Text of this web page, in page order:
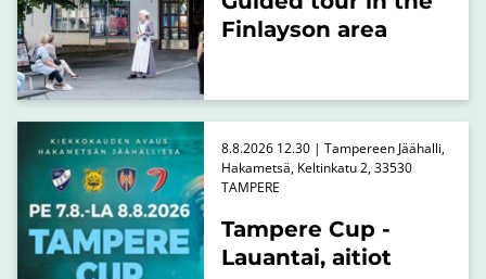
Finlayson area
Tampere Cup -
Lauantai, aitiot
8.8.2026 12.30 | Tampereen Jäähalli,
Hakametsä, Keltinkatu 2, 33530
TAMPERE